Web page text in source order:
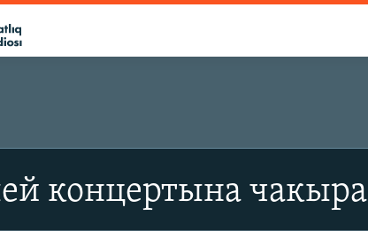
концертына чакыра